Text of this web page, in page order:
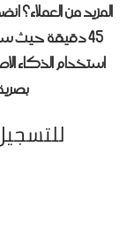
المزيد من العملاء؟
45 دقيقة
استخدام الذكاء